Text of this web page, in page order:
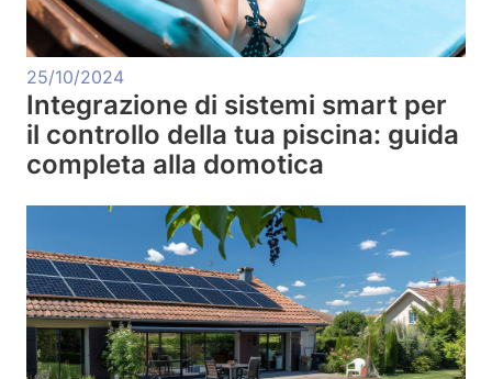
25/10/2024
Integrazione di sistemi smart per
il controllo della tua piscina: guida
completa alla domotica